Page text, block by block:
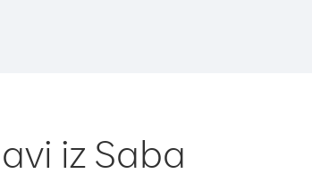
iz Saba